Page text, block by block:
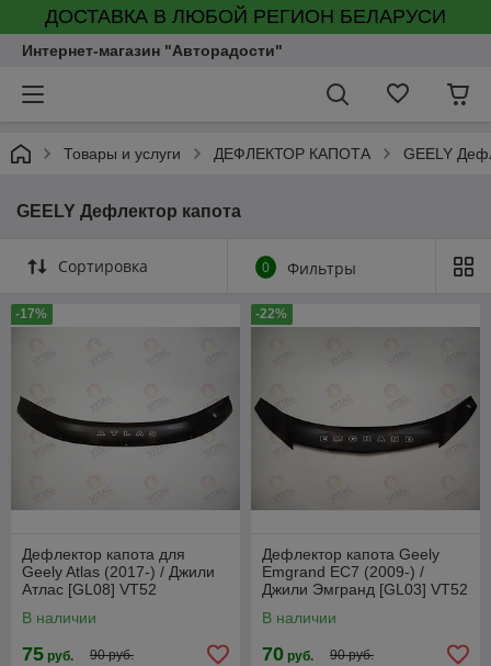
ДОСТАВКА В ЛЮБОЙ РЕГИОН БЕЛАРУСИ
Интернет-магазин "Авторадости"
Товары и услуги ДЕФЛЕКТОР КАПОТА GEELY
GEELY Дефлектор капота
Сортировка 0 Фильтры
-17%
Дефлектор капота для
Geely Atlas (2017-) / Джили
Атлас [GL08] VT52
В наличии
75 руб. 90 руб.
-22%
Дефлектор капота Geely
Emgrand EC7 (2009-) /
Джили Эмгранд [GL03] VT52
В наличии
70 руб. 90 руб.